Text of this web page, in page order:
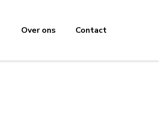
Over ons Contact